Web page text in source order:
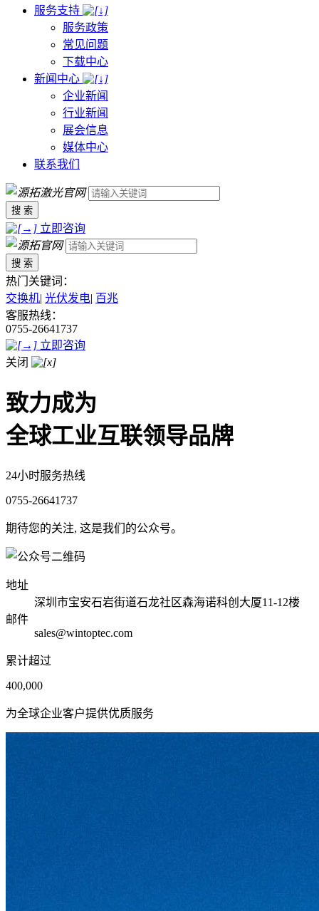
服务支持
服务政策
常见问题
下载中心
新闻中心
企业新闻
行业新闻
展会信息
媒体中心
联系我们
搜 索
立即咨询
搜 索
热门关键词：
交换机| 光伏发电| 百兆
客服热线：
0755-26641737
立即咨询
关闭
致力成为
全球工业互联领导品牌
24小时服务热线
0755-26641737
期待您的关注, 这是我们的公众号。
地址
深圳市宝安石岩街道石龙社区森海诺科创大厦11-12楼
邮件
sales@wintoptec.com
累计超过
400,000
为全球企业客户提供优质服务